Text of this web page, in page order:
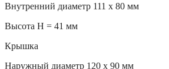
Внутренний диаметр 111 х 80 мм
Высота H = 41 мм
Крышка
Наружный диаметр 120 х 90 мм